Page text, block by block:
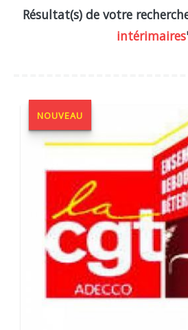
Résultat(s) de votre
intérimaires
NOUVEAU